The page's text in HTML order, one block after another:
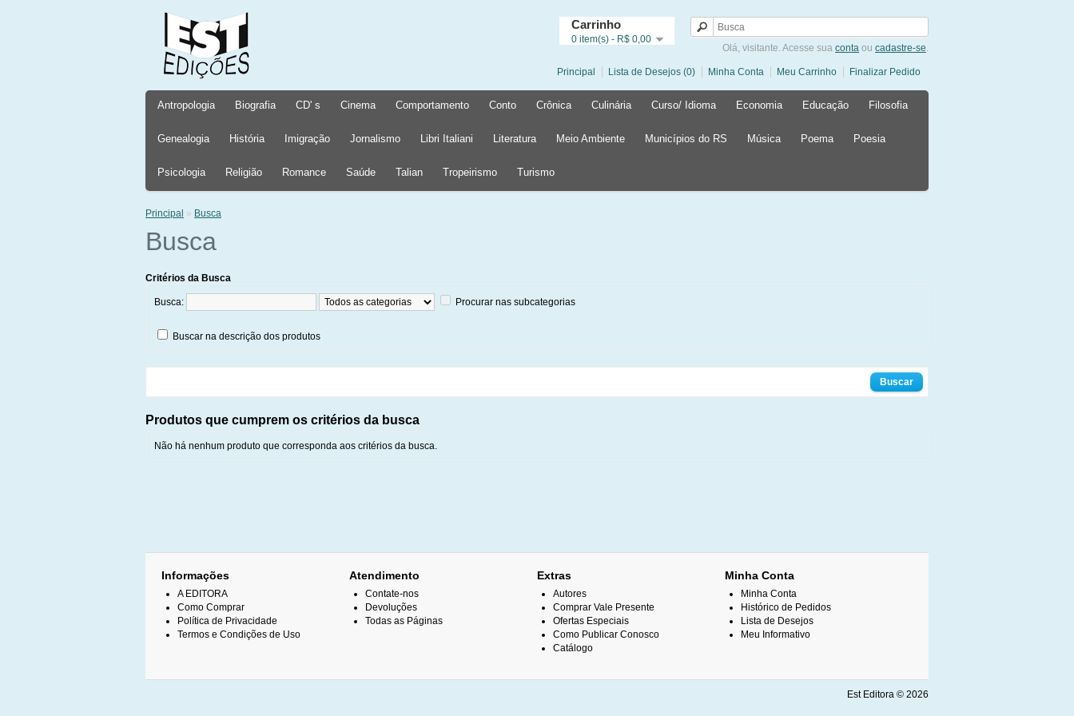
Carrinho
0 item(s) - R$ 0,00
Olá, visitante. Acesse sua conta ou cadastre-se.
Principal Lista de Desejos (0) Minha Conta Meu Carrinho Finalizar Pedido
Antropologia Biografia CD' s Cinema Comportamento Conto Crônica Culinária Curso/ Idioma Economia Educação Filosofia
Genealogia História Imigração Jornalismo Libri Italiani Literatura Meio Ambiente Municípios do RS Música Poema Poesia
Psicologia Religião Romance Saúde Talian Tropeirismo Turismo
Principal » Busca
Busca
Critérios da Busca
Busca: Procurar nas subcategorias
Buscar na descrição dos produtos
Produtos que cumprem os critérios da busca
Não há nenhum produto que corresponda aos critérios da busca.
Informações
A EDITORA
Como Comprar
Política de Privacidade
Termos e Condições de Uso
Atendimento
Contate-nos
Devoluções
Todas as Páginas
Extras
Autores
Comprar Vale Presente
Ofertas Especiais
Como Publicar Conosco
Catálogo
Minha Conta
Minha Conta
Histórico de Pedidos
Lista de Desejos
Meu Informativo
Est Editora © 2026